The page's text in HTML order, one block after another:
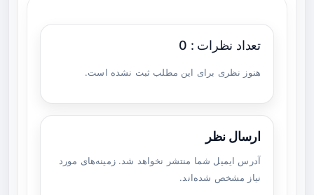
تعداد نظرات : 0
هنوز نظری برای این مطلب ثبت نشده است.
ارسال نظر
آدرس ایمیل شما منتشر نخواهد شد. زمینه‌های مورد
نیاز مشخص شده‌اند.